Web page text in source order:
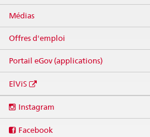
Médias
Offres d'emploi
Portail eGov (applications)
ElViS
media
Instagram
Facebook